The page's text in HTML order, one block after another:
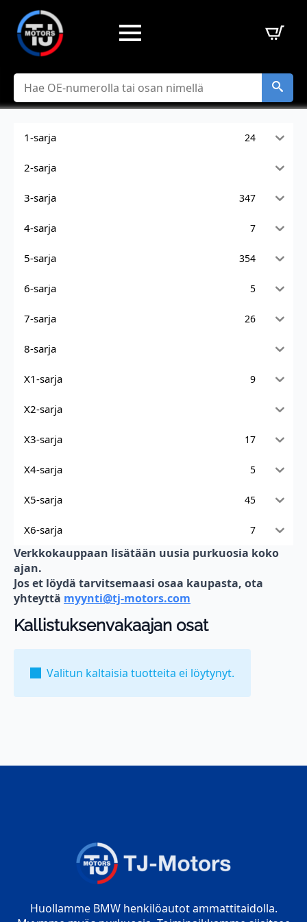
Hae
1-sarja 24
2-sarja
3-sarja 347
4-sarja 7
5-sarja 354
6-sarja 5
7-sarja 26
8-sarja
X1-sarja 9
X2-sarja
X3-sarja 17
X4-sarja 5
X5-sarja 45
X6-sarja 7
Verkkokauppaan lisätään uusia purkuosia koko
ajan.
Jos et löydä tarvitsemaasi osaa kaupasta, ota
yhteyttä myynti@tj-motors.com
Kallistuksenvakaajan osat
Valitun kaltaisia tuotteita ei löytynyt.
Huollamme BMW henkilöautot ammattitaidolla.